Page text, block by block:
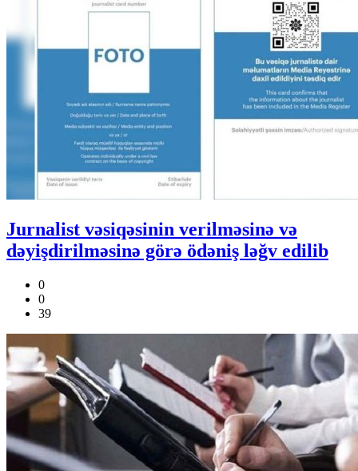
Jurnalist vəsiqəsinin verilməsinə və
dəyişdirilməsinə görə ödəniş ləğv edilib
0
0
39